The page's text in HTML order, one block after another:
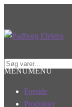
Spring
Spring
Søg
efter:
MENUMENU
Forside
Produkter